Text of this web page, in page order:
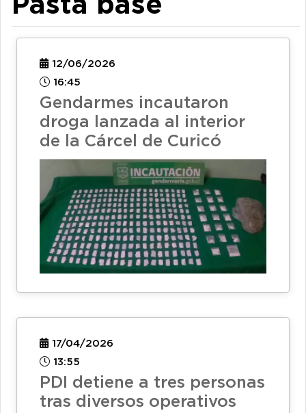
Pasta base
12/06/2026
16:45
Gendarmes incautaron
droga lanzada al interior
de la Cárcel de Curicó
17/04/2026
13:55
PDI detiene a tres personas
tras diversos operativos